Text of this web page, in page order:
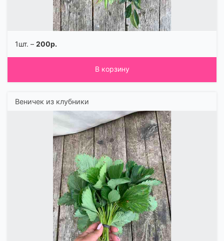
1шт. – 200р.
В корзину
Веничек из клубники